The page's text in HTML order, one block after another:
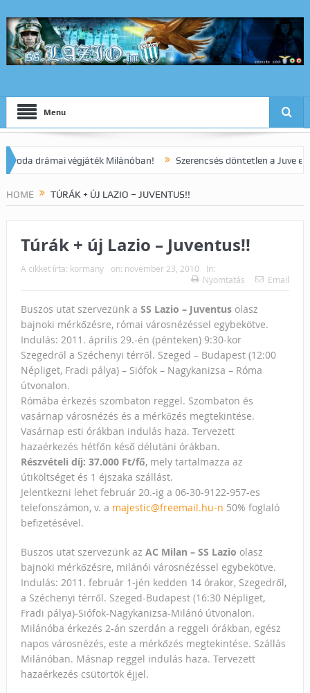
Menu
drámai végjáték Milánóban! Szerencsés döntetlen a Juve elleni
HOME TÚRÁK + ÚJ LAZIO – JUVENTUS!!
Túrák + új Lazio – Juventus!!
A cikket írta: kormany on: november 23, 2010
In:
Nyomtatás
Email
Buszos utat szervezünk a SS Lazio – Juventusolasz
bajnoki mérkőzésre, római városnézéssel egybekötve.
Indulás: 2011. április 29.-én (pénteken) 9:30-kor
Szegedről a Széchenyi térről. Szeged – Budapest (12:00
Népliget, Fradi pálya) – Siófok – Nagykanizsa – Róma
útvonalon.
Rómába érkezés szombaton reggel. Szombaton és
vasárnap városnézés és a mérkőzés megtekintése.
Vasárnap esti órákban indulás haza. Tervezett
hazaérkezés hétfőn késő délutáni órákban.
Részvételi díj: 37.000 Ft/fő, mely tartalmazza az
útiköltséget és 1 éjszaka szállást.
Jelentkezni lehet február 20.-ig a 06-30-9122-957-es
telefonszámon, v. a majestic@freemail.hu-n 50% foglaló
befizetésével.
Buszos utat szervezünk az AC Milan – SS Lazio olasz
bajnoki mérkőzésre, milánói városnézéssel egybekötve.
Indulás: 2011. február 1-jén kedden 14 órakor, Szegedről,
a Széchenyi térről. Szeged-Budapest (16:30 Népliget,
Fradi pálya)-Siófok-Nagykanizsa-Milánó útvonalon.
Milánóba érkezés 2-án szerdán a reggeli órákban, egész
napos városnézés, este a mérkőzés megtekintése. Szállás
Milánóban. Másnap reggel indulás haza. Tervezett
hazaérkezés csütörtök éjjel.